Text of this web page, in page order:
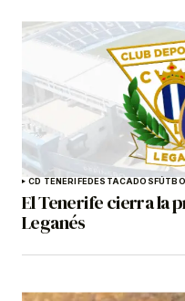
CD TENERIFEDESTACADOS
El Tenerife cierra la
Leganés